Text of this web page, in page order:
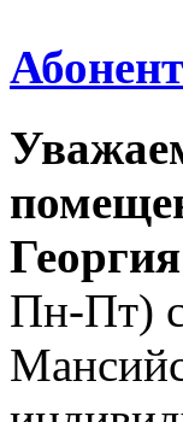
Георгия
Пн-Пт)